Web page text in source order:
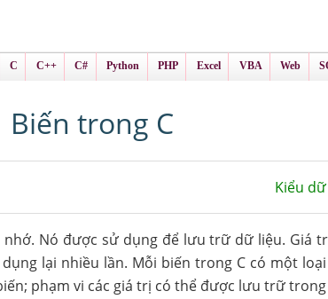
C C++ C# Python PHP Excel VBA Web
Biến trong C
Kiểu
Nó được sử dụng để lưu trữ dữ liệu. Giá
lại nhiều lần. Mỗi biến trong C có một
phạm vi các giá trị có thể được lưu trữ